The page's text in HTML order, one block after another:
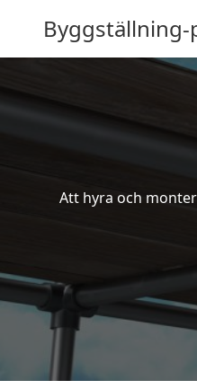
Byggställning-
Att hyra och